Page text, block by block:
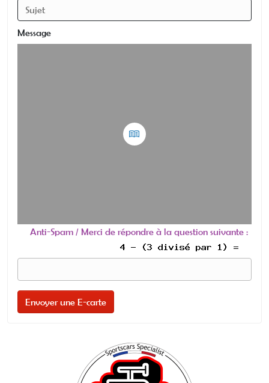
Message
Anti-Spam / Merci de répondre à la question suivante :
Envoyer une E-carte